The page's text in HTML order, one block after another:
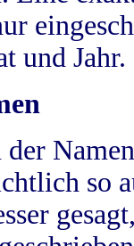
und Jahr.
der
so